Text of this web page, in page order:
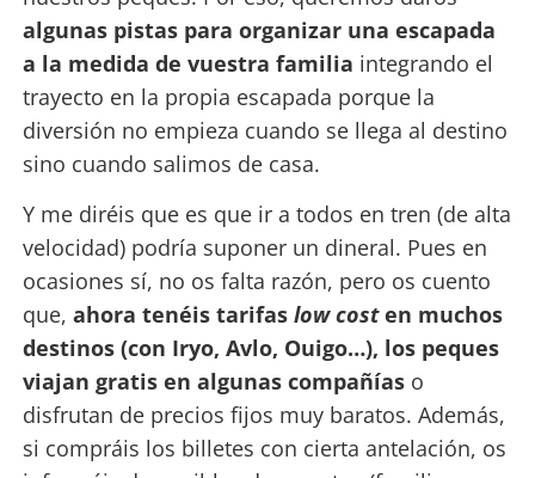
algunas pistas para organizar una escapada
a la medida de vuestra familia integrando el
trayecto en la propia escapada porque la
diversión no empieza cuando se llega al destino
sino cuando salimos de casa.
Y me diréis que es que ir a todos en tren (de alta
velocidad) podría suponer un dineral. Pues en
ocasiones sí, no os falta razón, pero os cuento
que, ahora tenéis tarifas low costen muchos
destinos (con Iryo, Avlo, Ouigo…), los peques
viajan gratis en algunas compañíaso
disfrutan de precios fijos muy baratos. Además,
si compráis los billetes con cierta antelación, os